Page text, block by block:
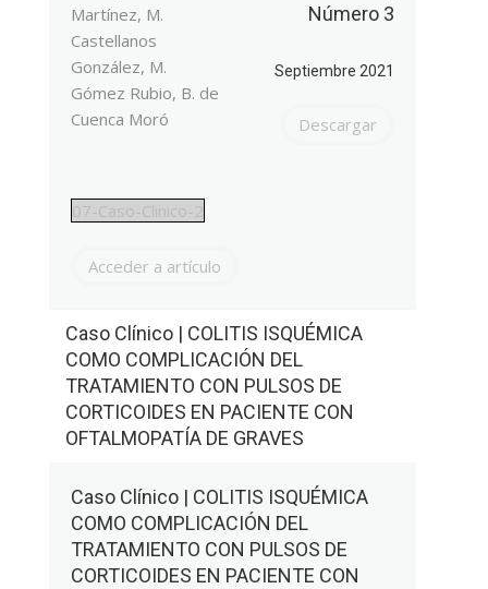
Martínez, M.
Castellanos
González, M.
Gómez Rubio, B. de
Cuenca Moró
Número 3
Septiembre 2021
Descargar
07-Caso-Clinico-2
Acceder a artículo
Caso Clínico | COLITIS ISQUÉMICA
COMO COMPLICACIÓN DEL
TRATAMIENTO CON PULSOS DE
CORTICOIDES EN PACIENTE CON
OFTALMOPATÍA DE GRAVES
Caso Clínico | COLITIS ISQUÉMICA
COMO COMPLICACIÓN DEL
TRATAMIENTO CON PULSOS DE
CORTICOIDES EN PACIENTE CON